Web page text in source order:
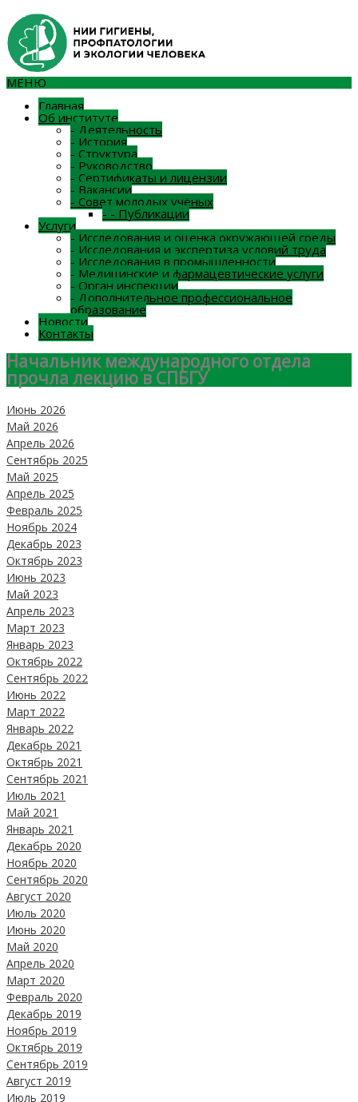
МЕНЮ
Главная
Об институте
- Деятельность
- История
- Структура
- Руководство
- Сертификаты и лицензии
- Вакансии
- Совет молодых учёных
- - Публикации
Услуги
- Исследования и оценка окружающей среды
- Исследования и экспертиза условий труда
- Исследования в промышленности
- Медицинские и фармацевтические услуги
- Орган инспекции
- Дополнительное профессиональное
образование
Новости
Контакты
Начальник международного отдела
прочла лекцию в СПБГУ
Июнь 2026
Май 2026
Апрель 2026
Сентябрь 2025
Май 2025
Апрель 2025
Февраль 2025
Ноябрь 2024
Декабрь 2023
Октябрь 2023
Июнь 2023
Май 2023
Апрель 2023
Март 2023
Январь 2023
Октябрь 2022
Сентябрь 2022
Июнь 2022
Март 2022
Январь 2022
Декабрь 2021
Октябрь 2021
Сентябрь 2021
Июль 2021
Май 2021
Январь 2021
Декабрь 2020
Ноябрь 2020
Сентябрь 2020
Август 2020
Июль 2020
Июнь 2020
Май 2020
Апрель 2020
Март 2020
Февраль 2020
Декабрь 2019
Ноябрь 2019
Октябрь 2019
Сентябрь 2019
Август 2019
Июль 2019